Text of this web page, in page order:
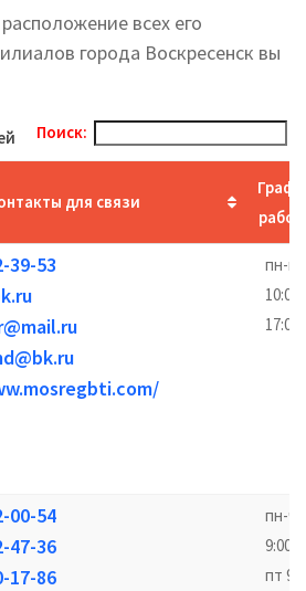
всех его
города Воскресенск вы
Поиск:
для связи
39-53
пн-пт
10:00–
17:00
00-54
47-36
17-86
пн-чт
пт